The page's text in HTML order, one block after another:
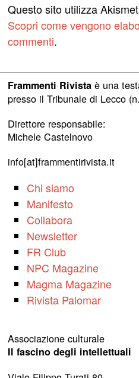
Questo sito utilizza
Scopri come vengono
commenti.
Frammenti Rivistaè una
presso il Tribunale di Lecco
Direttore responsabile:
Michele Castelnovo
info[at]frammentirivista.it
Chi siamo
Manifesto
Collabora
Newsletter
FR Club
NPC Magazine
Magma Magazine
Rivista Palomar
Associazione culturale
Il fascino degli intellettuali